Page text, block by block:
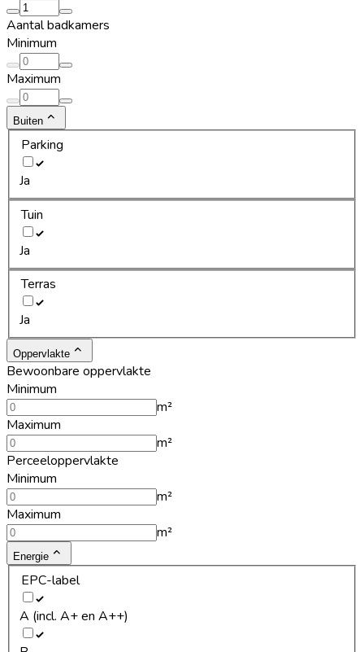
Aantal badkamers
Minimum
Maximum
Buiten
Parking
Ja
Tuin
Ja
Terras
Ja
Oppervlakte
Bewoonbare oppervlakte
Minimum
m²
Maximum
m²
Perceeloppervlakte
Minimum
m²
Maximum
m²
Energie
EPC-label
A (incl. A+ en A++)